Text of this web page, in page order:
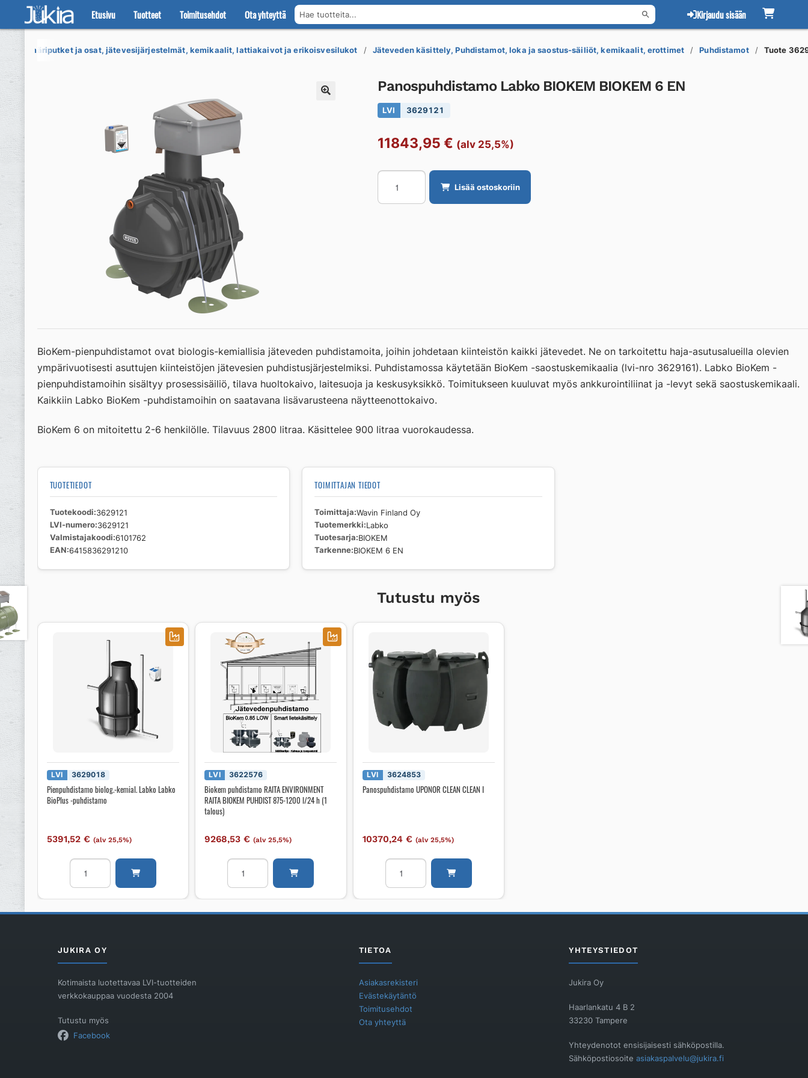
Etusivu Tuotteet Toimitusehdot Ota yhteyttä Hae tuotteita... Kirjaudu sisään
Siirry
navigointiin
Siirry
sisältöön
Viemäriputket ja osat, jätevesijärjestelmät, kemikaalit, lattiakaivot ja erikoisvesilukot Jäteveden käsittely, Puhdistamot, loka ja saostus-säiliöt, kemikaalit, erottimet Puhdistamot Tuote
Panospuhdistamo Labko BIOKEM BIOKEM 6 EN
LVI 3629121
11843,95 € (alv 25,5%)
Panospuhdistamo
Labko
BIOKEM
Lisää ostoskoriin
BioKem-pienpuhdistamot ovat biologis-kemiallisia jäteveden puhdistamoita, joihin johdetaan kiinteistön kaikki jätevedet. Ne on tarkoitettu haja-asutusalueilla olevien
ympärivuotisesti asuttujen kiinteistöjen jätevesien puhdistusjärjestelmiksi. Puhdistamossa käytetään BioKem -saostuskemikaalia (lvi-nro 3629161). Labko BioKem -
pienpuhdistamoihin sisältyy prosessisäiliö, tilava huoltokaivo, laitesuoja ja keskusyksikkö. Toimitukseen kuuluvat myös ankkurointiliinat ja -levyt sekä saostuskemikaali.
Kaikkiin Labko BioKem -puhdistamoihin on saatavana lisävarusteena näytteenottokaivo.
BioKem 6 on mitoitettu 2-6 henkilölle. Tilavuus 2800 litraa. Käsittelee 900 litraa vuorokaudessa.
TUOTETIEDOT
Tuotekoodi 3629121
LVI-numero 3629121
Valmistajakoodi 6101762
EAN 6415836291210
TOIMITTAJAN TIEDOT
Toimittaja Wavin Finland Oy
Tuotemerkki Labko
Tuotesarja BIOKEM
Tarkenne BIOKEM 6 EN
Tutustu myös
LVI 3629018
Pienpuhdistamo biolog.-kemial. Labko Labko
BioPlus -puhdistamo
5391,52€ (alv 25,5%)
Pienpuhdistamo
biolog.-
kemial.
Labko
LVI 3622576
Biokem puhdistamo RAITA ENVIRONMENT
RAITA BIOKEM PUHDIST 875-1200 l/24 h (1
talous)
9268,53€ (alv 25,5%)
Biokem
puhdistamo
RAITA
RAITA
LVI 3624853
Panospuhdistamo UPONOR CLEAN CLEAN I
10370,24 € (alv 25,5%)
Panospuhdistamo
UPONOR
CLEAN
I
JUKIRA OY
Kotimaista luotettavaa LVI-tuotteiden
verkkokauppaa vuodesta 2004
Tutustu myös
Facebook
TIETOA
Asiakasrekisteri
Evästekäytäntö
Toimitusehdot
Ota yhteyttä
YHTEYSTIEDOT
Jukira Oy
Haarlankatu 4 B 2
33230 Tampere
Yhteydenotot ensisijaisesti sähköpostilla.
Sähköpostiosoiteasiakaspalvelu@jukira.fi